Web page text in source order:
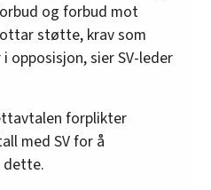
og forbud mot
støtte, krav som
opposisjon, sier SV-leder
forplikter
med SV for å
dette.